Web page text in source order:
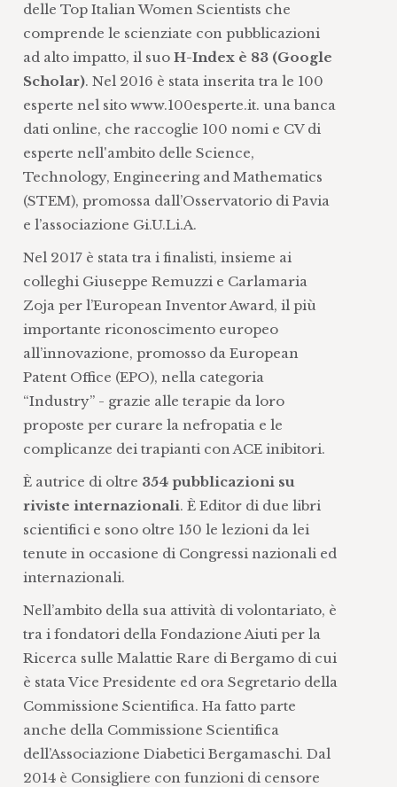
delle Top Italian Women Scientists che
comprende le scienziate con pubblicazioni
ad alto impatto, il suo H-Index è 83 (Google
Scholar). Nel 2016 è stata inserita tra le 100
esperte nel sito www.100esperte.it. una banca
dati online, che raccoglie 100 nomi e CV di
esperte nell'ambito delle Science,
Technology, Engineering and Mathematics
(STEM), promossa dall’Osservatorio di Pavia
e l’associazione Gi.U.Li.A.
Nel 2017 è stata tra i finalisti, insieme ai
colleghi Giuseppe Remuzzi e Carlamaria
Zoja per l’European Inventor Award, il più
importante riconoscimento europeo
all’innovazione, promosso da European
Patent Office (EPO), nella categoria
“Industry” - grazie alle terapie da loro
proposte per curare la nefropatia e le
complicanze dei trapianti con ACE inibitori.
È autrice di oltre 354 pubblicazioni su
riviste internazionali. È Editor di due libri
scientifici e sono oltre 150 le lezioni da lei
tenute in occasione di Congressi nazionali ed
internazionali.
Nell’ambito della sua attività di volontariato, è
tra i fondatori della Fondazione Aiuti per la
Ricerca sulle Malattie Rare di Bergamo di cui
è stata Vice Presidente ed ora Segretario della
Commissione Scientifica. Ha fatto parte
anche della Commissione Scientifica
dell’Associazione Diabetici Bergamaschi. Dal
2014 è Consigliere con funzioni di censore